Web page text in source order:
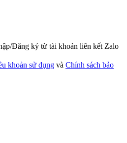
Đăng ký từ tài khoản liên kết Zalo
khoản sử dụng và Chính sách bảo